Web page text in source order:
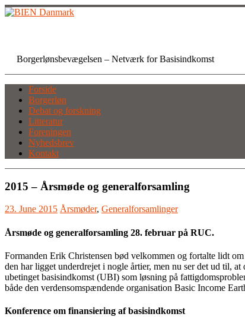
Skip
to
Borgerlønsbevægelsen – Netværk for Basisindkomst
Forside
Borgerløn
Debat og forskning
Litteratur
Foreningen
Nyhedsbrev
Kontakt
2015 – Årsmøde og generalforsamling
23. June 2015 Årsmøder, Generalforsamlinger
Årsmøde og generalforsamling 28. februar på RUC.
Formanden Erik Christensen bød velkommen og fortalte lidt
den har ligget underdrejet i nogle årtier, men nu ser det ud til,
ubetinget basisindkomst (UBI) som løsning på
både den verdensomspændende organisation Basic Income
Konference om finansiering af basisindkomst